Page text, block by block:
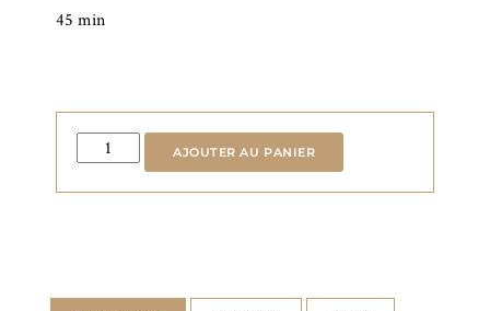
45 min
quantité
de
I-
Pureté
AJOUTER AU PANIER